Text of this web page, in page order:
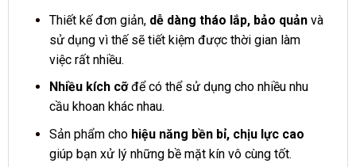
Thiết kế đơn giản, dễ dàng tháo lắp, bảo quảnvà
sử dụng vì thế sẽ tiết kiệm được thời gian làm
việc rất nhiều.
Nhiều kích cỡđể có thể sử dụng cho nhiều nhu
cầu khoan khác nhau.
Sản phẩm cho hiệu năng bền bỉ, chịu lực cao
giúp bạn xử lý những bề mặt kín vô cùng tốt.